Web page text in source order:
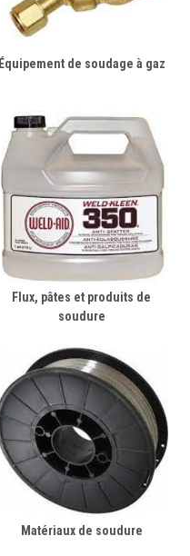
Équipement de soudage à gaz
Flux, pâtes et produits de
soudure
Matériaux de soudure